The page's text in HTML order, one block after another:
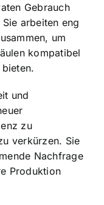
Gebrauch
arbeiten eng
um
kompatibel
und
zu
verkürzen. Sie
Nachfrage
Produktion